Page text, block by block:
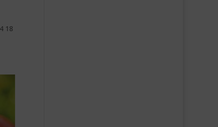
18